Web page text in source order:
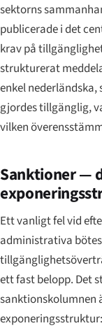
sektorns
publicerade i det
krav på
strukturerat
enkel
gjordes tillgänglig,
vilken
Sanktioner —
Ett vanligt fel vid
administrativa
ett fast belopp. Det
sanktionskolumnen